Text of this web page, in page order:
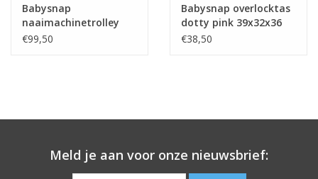
Babysnap
naaimachinetrolley
dotty pink 50x 26x38
€99,50
Babysnap overlocktas
dotty pink 39x32x36
cm
€38,50
Meld je aan voor onze nieuwsbrief: